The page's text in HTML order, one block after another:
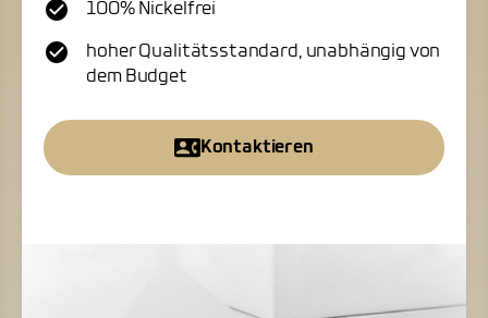
100% Nickelfrei
hoher Qualitätsstandard, unabhängig von
dem Budget
Kontaktieren